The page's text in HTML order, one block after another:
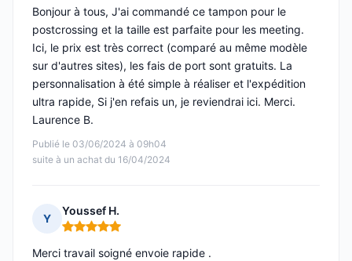
Publié le 03/06/2024 à 09h04
suite à un achat du 16/04/2024
Bonjour à tous, J'ai commandé ce tampon pour le
postcrossing et la taille est parfaite pour les meeting.
Ici, le prix est très correct (comparé au même modèle
sur d'autres sites), les fais de port sont gratuits. La
personnalisation à été simple à réaliser et l'expédition
ultra rapide, Si j'en refais un, je reviendrai ici. Merci.
Laurence B.
Y
Youssef H.
Note : 5 sur 5
Merci travail soigné envoie rapide .